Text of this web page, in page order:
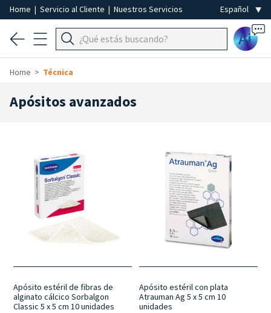
Home | Servicio al Cliente | Nuestros Servicios
Ai
Home Técnica
Apósitos avanzados
Apósito estéril de fibras de
alginato cálcico Sorbalgon
Classic 5 x 5 cm 10 unidades
Apósito estéril con plata
Atrauman Ag 5 x 5 cm 10
unidades